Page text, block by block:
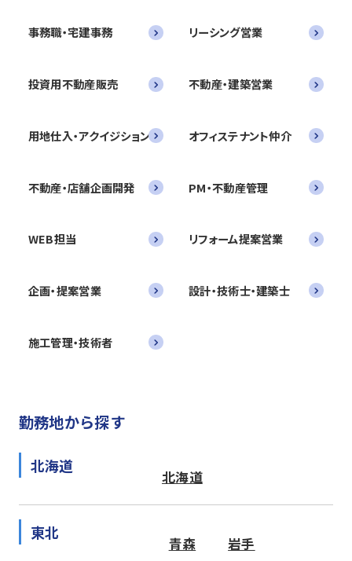
事務職・宅建事務 リーシング営業
投資用不動産販売 不動産・建築営業
用地仕入・アクイジション オフィステナント仲介
不動産・店舗企画開発 PM・不動産管理
WEB担当 リフォーム提案営業
企画・提案営業 設計・技術士・建築士
施工管理・技術者
勤務地から探す
北海道
北海道
東北
青森 岩手